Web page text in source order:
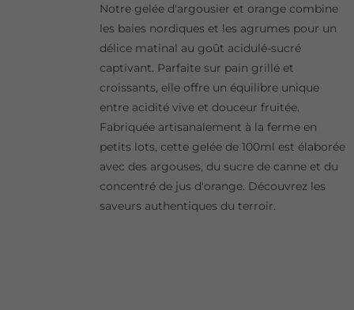
Notre gelée d'argousier et orange combine
les baies nordiques et les agrumes pour un
délice matinal au goût acidulé-sucré
captivant. Parfaite sur pain grillé et
croissants, elle offre un équilibre unique
entre acidité vive et douceur fruitée.
Fabriquée artisanalement à la ferme en
petits lots, cette gelée de 100ml est élaborée
avec des argouses, du sucre de canne et du
concentré de jus d'orange. Découvrez les
saveurs authentiques du terroir.